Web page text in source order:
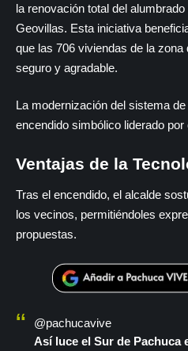
la renovación total del
Geovillas. Esta iniciativa
que las 706 viviendas de la
seguro y agradable.
La modernización del sistema
encendido simbólico liderado
Ventajas de la
Tras el encendido, el alcalde
los vecinos, permitiéndoles
propuestas.
@pachucavive
Así luce el Sur de Pachuca